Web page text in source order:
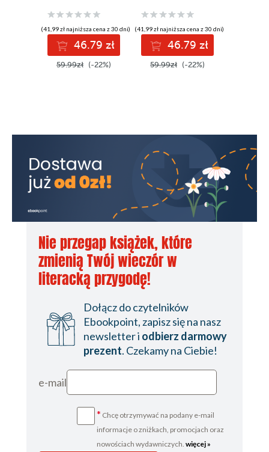
CZĘŚĆ DRUGA
11
12
17
18
21
CZĘŚĆ TRZECIA
23
24
(41,99 zł najniższa cena z 30 dni)
46.79 zł
59.99zł (-22%)
(41,99 zł najniższa cena z 30 dni)
46.79 zł
59.99zł (-22%)
Nie przegap książek, które
zmienią Twój wieczór w
literacką przygodę!
Dołącz do czytelników
Ebookpoint, zapisz się na nasz
newsletter i odbierz darmowy
prezent. Czekamy na Ciebie!
e-mail
* Chcę otrzymywać na podany e-mail
informacje o zniżkach, promocjach oraz
nowościach wydawniczych. więcej »